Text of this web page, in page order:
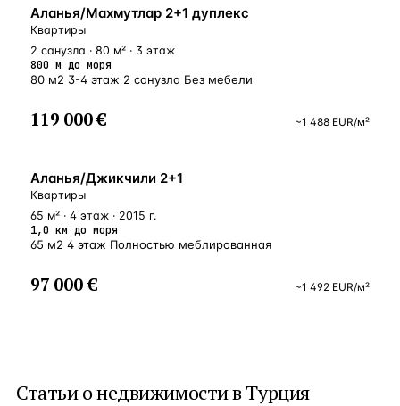
БЛИЗКО К МОРЮ
Аланья/Махмутлар 2+1 дуплекс
Квартиры
2 санузла · 80 м² · 3 этаж
800 м до моря
80 м2 3-4 этаж 2 санузла Без мебели
119 000 € ~1 488 EUR/м²
БЛИЗКО К МОРЮ
Аланья/Джикчили 2+1
Квартиры
65 м² · 4 этаж · 2015 г.
1,0 км до моря
65 м2 4 этаж Полностью меблированная
97 000 € ~1 492 EUR/м²
Статьи онедвижимости в Турция